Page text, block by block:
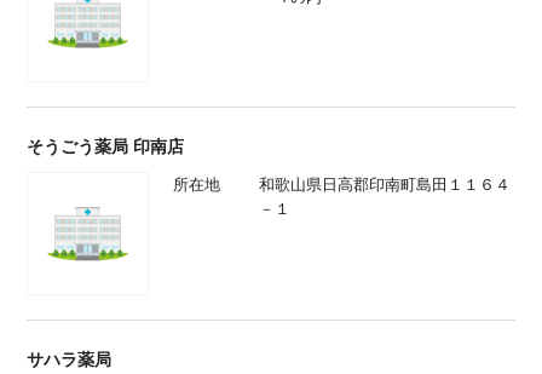
そうごう薬局 印南店
所在地
和歌山県日高郡印南町島田１１６４
－１
サハラ薬局